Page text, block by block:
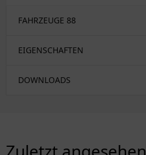
FAHRZEUGE 88
EIGENSCHAFTEN
DOWNLOADS